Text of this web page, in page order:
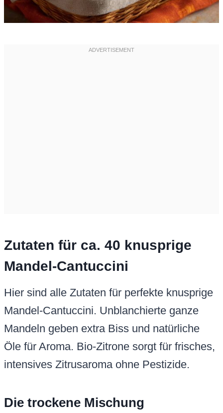
Zutaten für ca. 40 knusprige
Mandel-Cantuccini
Hier sind alle Zutaten für perfekte knusprige
Mandel-Cantuccini. Unblanchierte ganze
Mandeln geben extra Biss und natürliche
Öle für Aroma. Bio-Zitrone sorgt für frisches,
intensives Zitrusaroma ohne Pestizide.
Die trockene Mischung